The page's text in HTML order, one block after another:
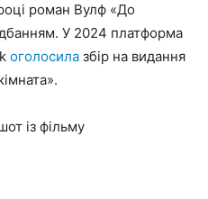
роман Вулф «До
У 2024 платформа
оголосила збір на видання
із фільму